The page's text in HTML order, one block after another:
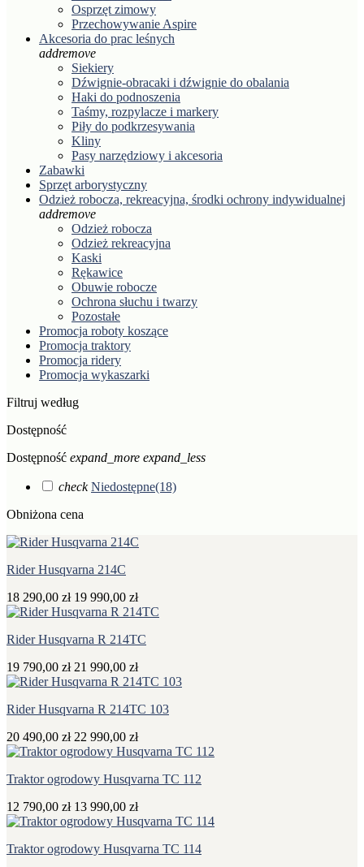
Osprzęt zimowy
Przechowywanie Aspire
Akcesoria do prac leśnych
addremove
Siekiery
Dźwignie-obracaki i dźwignie do obalania
Haki do podnoszenia
Taśmy, rozpylacze i markery
Piły do podkrzesywania
Kliny
Pasy narzędziowy i akcesoria
Zabawki
Sprzęt arborystyczny
Odzież robocza, rekreacyjna, środki ochrony indywidualnej
addremove
Odzież robocza
Odzież rekreacyjna
Kaski
Rękawice
Obuwie robocze
Ochrona słuchu i twarzy
Pozostałe
Promocja roboty koszące
Promocja traktory
Promocja ridery
Promocja wykaszarki
Filtruj według
Dostępność
Dostępność expand_more expand_less
check Niedostępne(18)
Obniżona cena
Rider Husqvarna 214C
18 290,00 zł 19 990,00 zł
Rider Husqvarna R 214TC
19 790,00 zł 21 990,00 zł
Rider Husqvarna R 214TC 103
20 490,00 zł 22 990,00 zł
Traktor ogrodowy Husqvarna TC 112
12 790,00 zł 13 990,00 zł
Traktor ogrodowy Husqvarna TC 114